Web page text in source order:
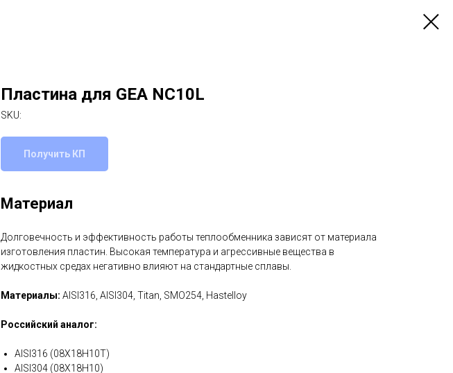
Пластина для GEA NC10L
SKU:
Получить КП
Материал
Долговечность и эффективность работы теплообменника зависят от материала
изготовления пластин. Высокая температура и агрессивные вещества в
жидкостных средах негативно влияют на стандартные сплавы.
Материалы: AISI316, AISI304, Titan, SMO254, Hastelloy
Российский аналог:
AISI316 (08Х18Н10Т)
AISI304 (08Х18Н10)